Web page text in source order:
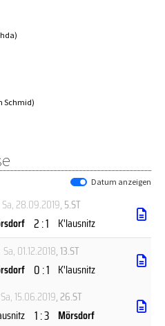
Schmid)
Datum anzeigen
Sa, 28.09.2019, 5.ST
2 : 1 K'lausnitz
Sa, 01.12.2018, 13.ST
0 : 1 K'lausnitz
Sa, 15.06.2019, 26.ST
1 : 3 Mörsdorf